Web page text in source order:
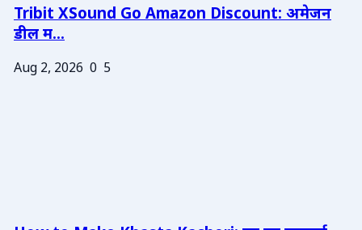
Tribit XSound Go Amazon Discount: अमेजन
डील म...
Aug 2, 2026 0 5